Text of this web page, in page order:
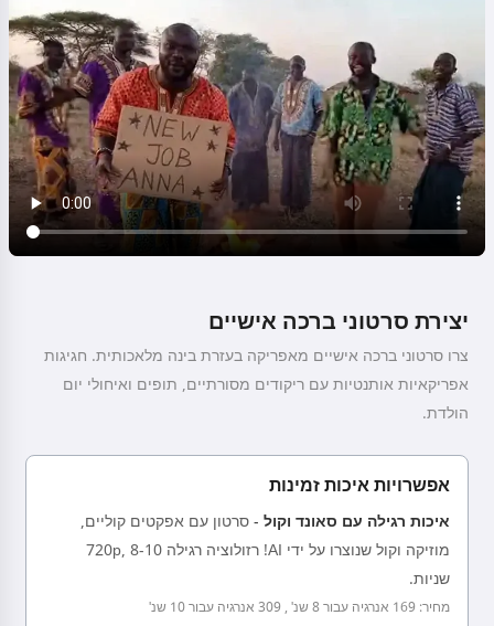
יצירת סרטוני ברכה אישיים
צרו סרטוני ברכה אישיים מאפריקה בעזרת בינה מלאכותית. חגיגות
אפריקאיות אותנטיות עם ריקודים מסורתיים, תופים ואיחולי יום
הולדת.
אפשרויות איכות זמינות
איכות רגילה עם סאונד וקול-סרטון עם אפקטים קוליים,
מוזיקה וקול שנוצרו על ידי AI! רזולוציה רגילה 720p, 8-10
שניות.
מחיר: 169 אנרגיה עבור 8 שנ' , 309 אנרגיה עבור 10 שנ'